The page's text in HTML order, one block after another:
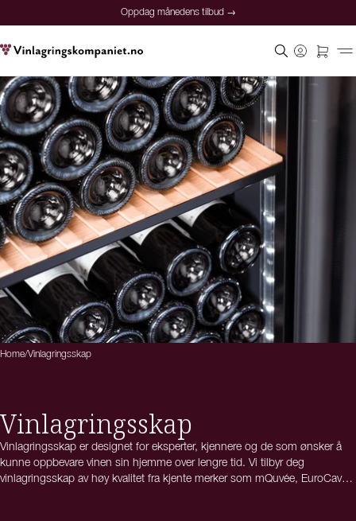
Oppdag månedens tilbud →
Home/Vinlagringsskap
Vinlagringsskap
Vinlagringsskap er designet for eksperter, kjennere og de som ønsker å
kunne oppbevare vinen sin hjemme over lengre tid. Vi tilbyr deg
vinlagringsskap av høy kvalitet fra kjente merker som mQuvée, EuroCave